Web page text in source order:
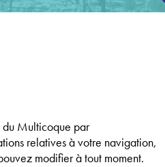
du Multicoque par
relatives à votre navigation,
modifier à tout moment.